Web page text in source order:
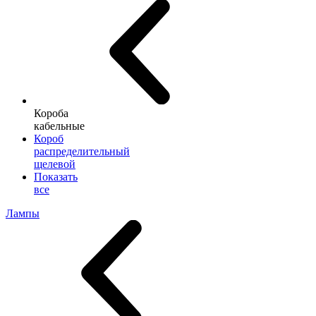
Короба
кабельные
Короб
распределительный
щелевой
Показать
все
Лампы